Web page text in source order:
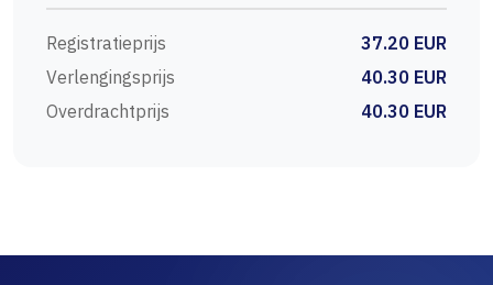
Registratieprijs
37.20 EUR
Verlengingsprijs
40.30 EUR
Overdrachtprijs
40.30 EUR